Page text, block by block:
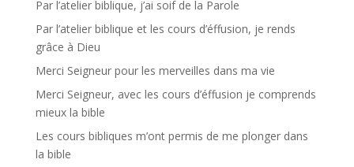
Par l’atelier biblique, j’ai soif de la Parole
Par l’atelier biblique et les cours d’éffusion, je rends
grâce à Dieu
Merci Seigneur pour les merveilles dans ma vie
Merci Seigneur, avec les cours d’éffusion je comprends
mieux la bible
Les cours bibliques m’ont permis de me plonger dans
la bible